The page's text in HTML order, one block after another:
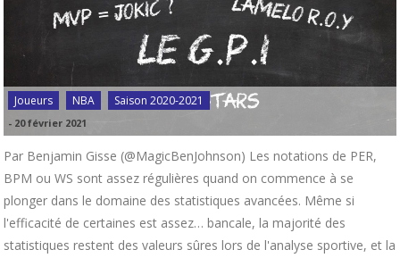
Joueurs NBA Saison 2020-2021
- 20 février 2021
Par Benjamin Gisse (@MagicBenJohnson) Les notations de PER,
BPM ou WS sont assez régulières quand on commence à se
plonger dans le domaine des statistiques avancées. Même si
l'efficacité de certaines est assez… bancale, la majorité des
statistiques restent des valeurs sûres lors de l'analyse sportive, et la